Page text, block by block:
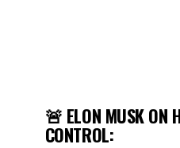
🚨 ELON MUSK ON
CONTROL: